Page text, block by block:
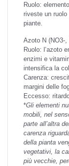
Ruolo:
riveste un ruolo
piante.
Azoto N (NO3-
Ruolo: l’azoto
enzimi e
intensifica la
Carenza:
margini delle
Eccesso:
*Gli elementi
mobili, nel
parte all’altra
carenza
della pianta
vegetativi, la
più vecchie,